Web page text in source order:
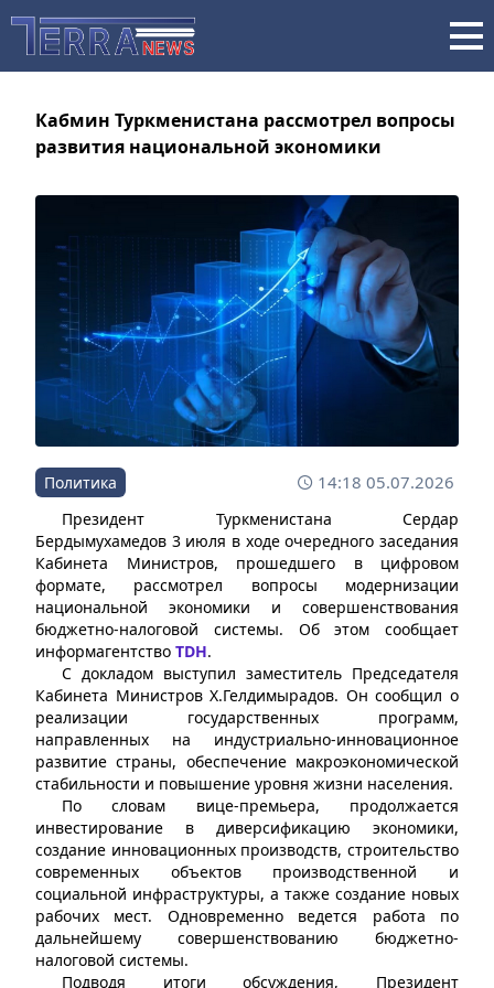
Кабмин Туркменистана рассмотрел вопросы
развития национальной экономики
Политика 14:18 05.07.2026
Президент Туркменистана Сердар
Бердымухамедов 3 июля в ходе очередного заседания
Кабинета Министров, прошедшего в цифровом
формате, рассмотрел вопросы модернизации
национальной экономики и совершенствования
бюджетно-налоговой системы. Об этом сообщает
информагентство TDH.
С докладом выступил заместитель Председателя
Кабинета Министров Х.Гелдимырадов. Он сообщил о
реализации государственных программ,
направленных на индустриально-инновационное
развитие страны, обеспечение макроэкономической
стабильности и повышение уровня жизни населения.
По словам вице-премьера, продолжается
инвестирование в диверсификацию экономики,
создание инновационных производств, строительство
современных объектов производственной и
социальной инфраструктуры, а также создание новых
рабочих мест. Одновременно ведется работа по
дальнейшему совершенствованию бюджетно-
налоговой системы.
Подводя итоги обсуждения, Президент